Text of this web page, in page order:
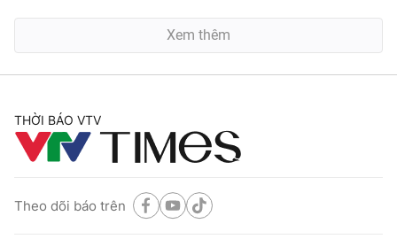
Xem thêm
THỜI BÁO VTV
Theo dõi báo trên